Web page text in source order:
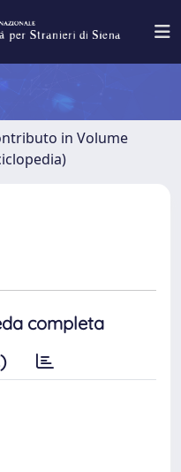
in Volume
completa